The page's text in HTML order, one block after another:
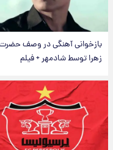
بازخوانی آهنگی در وصف
زهرا توسط شادمهر + فیلم